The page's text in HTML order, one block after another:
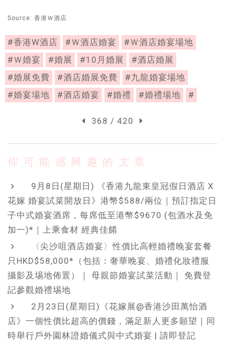
Source: 香港Ｗ酒店
#香港W酒店 #Ｗ酒店婚宴
#Ｗ酒店婚宴場地
#Ｗ婚宴
#婚展 #10月婚展
#酒店婚展
#婚展免費
#酒店婚展免費
#九龍婚宴場地
#婚宴場地
#酒店婚宴 #婚禮 #婚禮場地 #
368 / 420
你可能感興趣的文章
9月8日(星期日) 《香港九龍東皇冠假日酒店 X
花嫁 婚宴試菜開放日》港幣$588/兩位｜預訂指定日
子中式婚宴酒席，每席低至港幣$9670 (包酒水及免
加一)*｜上乘食材 經典佳餚
〈尖沙咀酒店婚宴〉性價比高輕婚禮晚宴套餐
只HKD$58,000*（包括：奢華晚宴、婚禮化妝禮服
攝影及埸地佈置）｜ 母親節婚宴試菜活動｜ 免費登
記參觀婚禮埸地
2月23日(星期日)《花嫁展@香港沙田萬怡酒
店》一個性價比超高的價錢，滿足新人更多願望｜同
時舉行戶外園林證婚儀式與中式婚宴 | 請即登記